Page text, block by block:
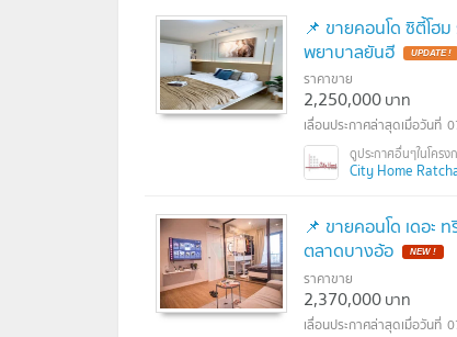
📌 ขายคอนโด ซิตี้โฮ
พยาบาลยันฮี
UPDATE !
ราคาขาย
2,250,000บาท
City Home
📌 ขายคอนโด เดอะ
ตลาดบางอ้อ
NEW !
ราคาขาย
2,370,000บาท